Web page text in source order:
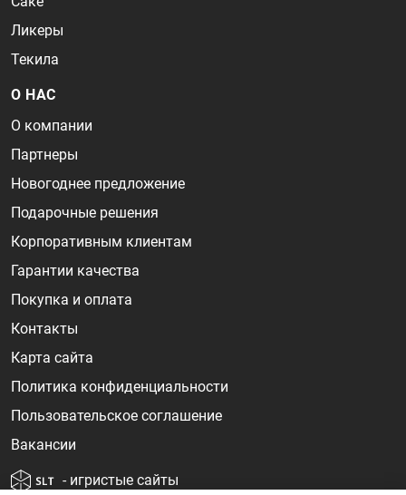
Ликеры
Текила
О НАС
О компании
Партнеры
Новогоднее предложение
Подарочные решения
Корпоративным клиентам
Гарантии качества
Покупка и оплата
Контакты
Карта сайта
Политика конфиденциальности
Пользовательское соглашение
Вакансии
- игристые сайты